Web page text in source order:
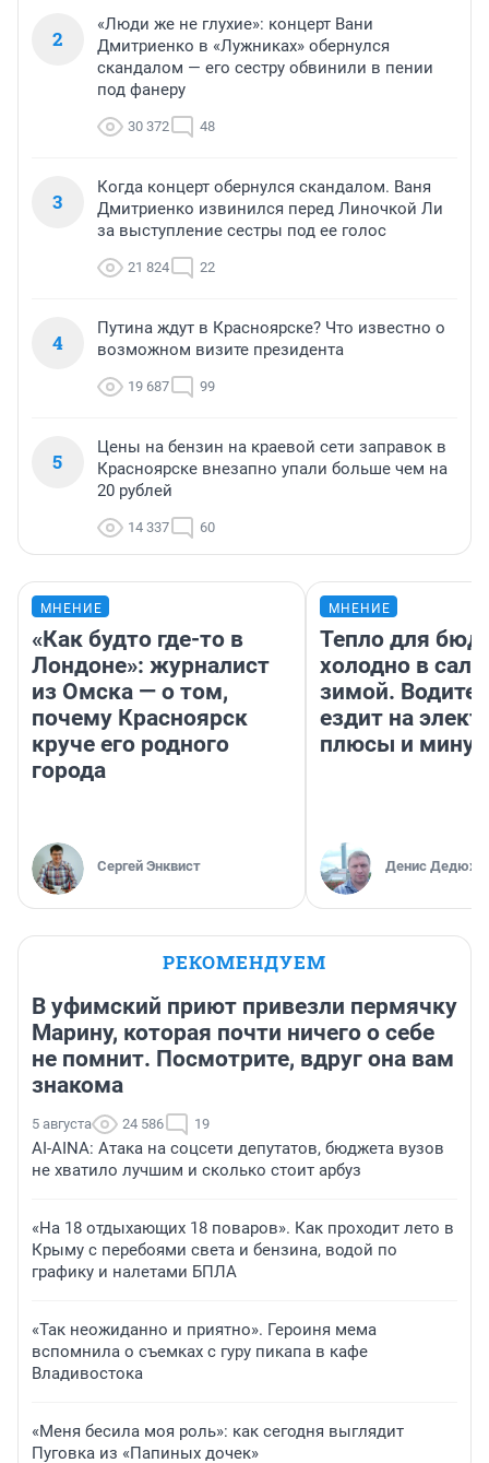
2
«Люди же не глухие»: концерт Вани
Дмитриенко в «Лужниках» обернулся
скандалом — его сестру обвинили в пении
под фанеру
30 372 48
3
Когда концерт обернулся скандалом. Ваня
Дмитриенко извинился перед Линочкой Ли
за выступление сестры под ее голос
21 824 22
4
Путина ждут в Красноярске? Что известно о
возможном визите президента
19 687 99
5
Цены на бензин на краевой сети заправок в
Красноярске внезапно упали больше чем на
20 рублей
14 337 60
МНЕНИЕ
«Как будто где-то в
Лондоне»: журналист
из Омска — о том,
почему Красноярск
круче его родного
города
Сергей Энквист
МНЕНИЕ
Тепло для
холодно в
зимой.
ездит на
плюсы и
Денис
РЕКОМЕНДУЕМ
В уфимский приют привезли пермячку
Марину, которая почти ничего о себе
не помнит. Посмотрите, вдруг она вам
знакома
5 августа 24 586 19
AI-AINA: Атака на соцсети депутатов, бюджета вузов
не хватило лучшим и сколько стоит арбуз
«На 18 отдыхающих 18 поваров». Как проходит лето в
Крыму с перебоями света и бензина, водой по
графику и налетами БПЛА
«Так неожиданно и приятно». Героиня мема
вспомнила о съемках с гуру пикапа в кафе
Владивостока
«Меня бесила моя роль»: как сегодня выглядит
Пуговка из «Папиных дочек»